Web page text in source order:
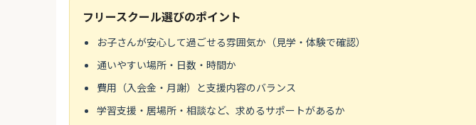
フリースクール選びのポイント
お子さんが安心して過ごせる雰囲気か（見学・体験で確認）
通いやすい場所・日数・時間か
費用（入会金・月謝）と支援内容のバランス
学習支援・居場所・相談など、求めるサポートがあるか